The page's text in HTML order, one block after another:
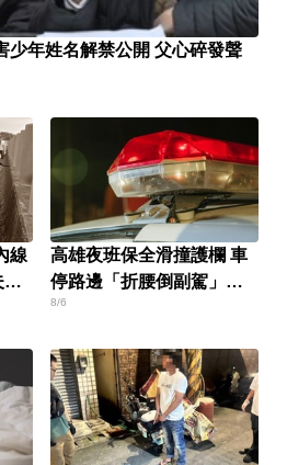
少年姓名解禁公開 父心碎發聲
線
送
高雄夜班保全滑撞護欄 車
停路邊「折腰倒副駕」
亡！
8/6